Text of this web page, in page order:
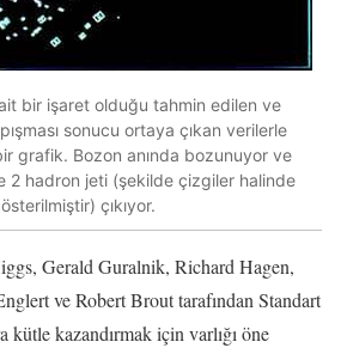
bir işaret olduğu tahmin edilen ve
sonucu ortaya çıkan verilerle
grafik. Bozon anında bozunuyor ve
2 hadron jeti (şekilde çizgiler halinde
çıkıyor.
Gerald Guralnik, Richard Hagen,
ve Robert Brout tarafından Standart
kütle kazandırmak için varlığı öne